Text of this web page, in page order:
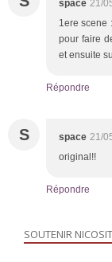
space 21/
1ere scene
pour faire
et ensuite
Répondre
S space 21/
original!!
Répondre
SOUTENIR